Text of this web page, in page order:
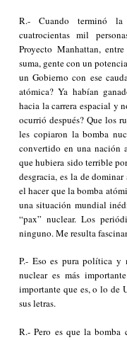
R.- Cuando terminó la
cuatrocientas mil
Proyecto Manhattan,
suma, gente con un
un Gobierno con ese
atómica? Ya habían
hacia la carrera espacial y
ocurrió después? Que los
les copiaron la bomba
convertido en una nación
que hubiera sido terrible
desgracia, es la de
el hacer que la bomba
una situación mundial
“pax” nuclear. Los
ninguno. Me resulta
P.- Eso es pura política
nuclear es más
importante que es, o lo de
sus letras.
R.- Pero es que la